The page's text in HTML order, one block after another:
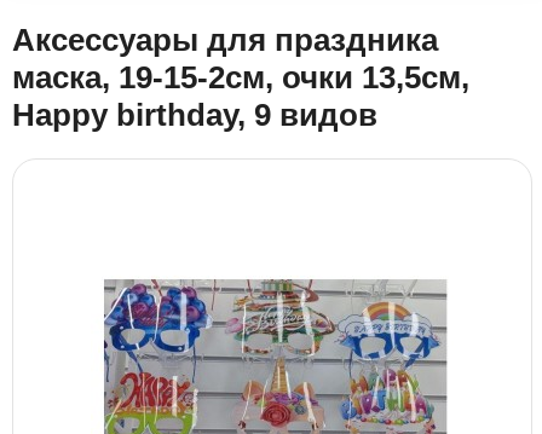
Аксессуары для праздника
маска, 19-15-2см, очки 13,5см,
Happy birthday, 9 видов